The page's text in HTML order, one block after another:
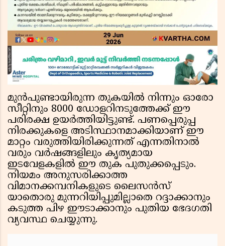
മുൻപുണ്ടായിരുന്ന തുകയിൽ നിന്നും ഓരോ
സീറ്റിനും 8000 ഡോളറിനടുത്തേക്ക് ഈ
പരിരക്ഷ ഉയർത്തിയിട്ടുണ്ട്. പണപ്പെരുപ്പ
നിരക്കുകളെ അടിസ്ഥാനമാക്കിയാണ് ഈ
മാറ്റം വരുത്തിയിരിക്കുന്നത് എന്നതിനാൽ
വരും വർഷങ്ങളിലും കൃത്യമായ
ഇടവേളകളിൽ ഈ തുക പുതുക്കപ്പെടും.
നിയമം അനുസരിക്കാത്ത
വിമാനക്കമ്പനികളുടെ ലൈസൻസ്
യാതൊരു മുന്നറിയിപ്പുമില്ലാതെ റദ്ദാക്കാനും
കടുത്ത പിഴ ഈടാക്കാനും പുതിയ ഭേദഗതി
വ്യവസ്ഥ ചെയ്യുന്നു.